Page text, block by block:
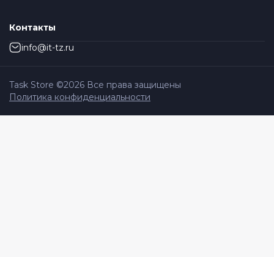
Контакты
info@it-tz.ru
Task Store ©2026 Все права защищены
Политика конфиденциальности